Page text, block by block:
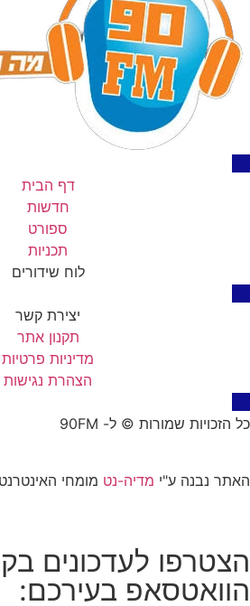
דף הבית
חדשות
ספורט
תכניות
לוח שידורים
יצירת קשר
תקנון אתר
מדיניות פרטיות
הצהרת נגישות
כל הזכויות שמורות © ל- 90FM
האתר נבנה ע"י מדיה-נט מומחי
הצטרפו לעדכונים
הוואטסאפ בעירכם: